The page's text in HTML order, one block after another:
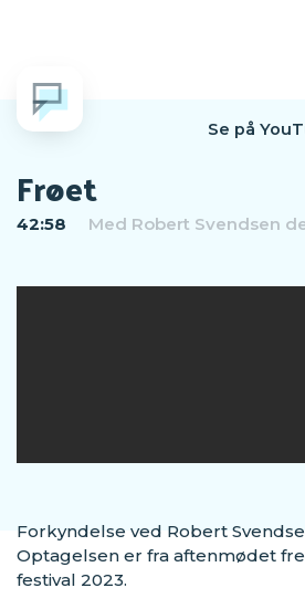
Se på
Frøet
42:58 Med Robert Svendsen
Forkyndelse ved Robert
Optagelsen er fra aftenmødet
festival 2023.